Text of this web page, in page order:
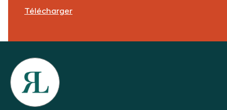
Télécharger